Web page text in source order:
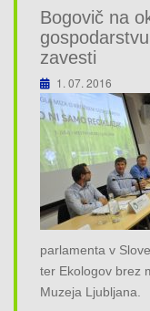
Bogovič na
zavesti
1. 07. 2016
parlamenta v
ter Ekologov brez
Muzeja Ljubljana.